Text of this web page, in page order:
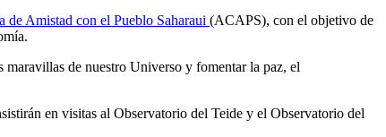
de Amistad con el Pueblo Saharaui (ACAPS), con el objetivo de
maravillas de nuestro Universo y fomentar la paz, el
en visitas al Observatorio del Teide y el Observatorio del